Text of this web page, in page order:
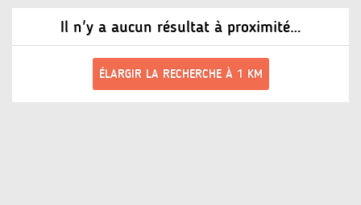
Il n'y a aucun résultat à proximité…
ÉLARGIR LA RECHERCHE À 1 KM